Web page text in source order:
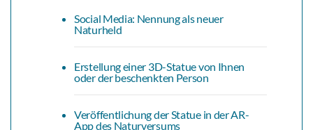
Social Media: Nennung als neuer
Naturheld
Erstellung einer 3D-Statue von Ihnen
oder der beschenkten Person
Veröffentlichung der Statue in der AR-
App des Naturversums